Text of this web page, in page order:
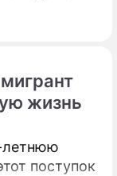
жизнь
летнюю
поступок